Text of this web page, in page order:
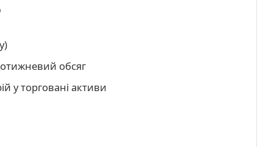
обсяг
у торговані активи